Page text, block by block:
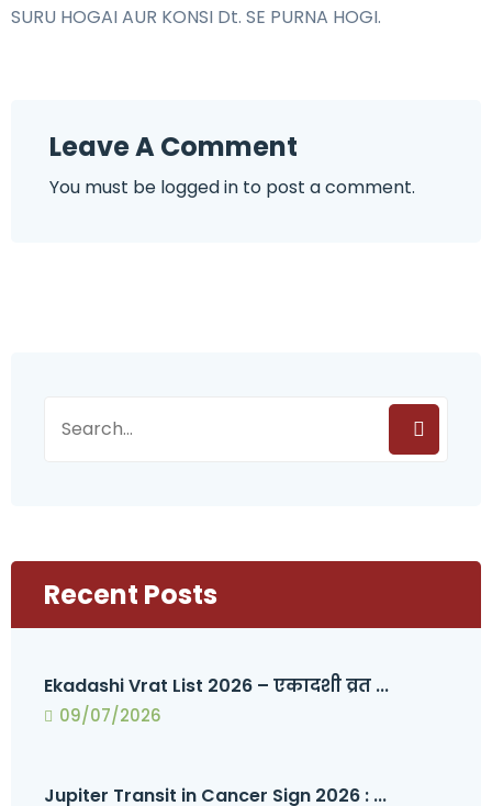
SURU HOGAI AUR KONSI Dt. SE PURNA HOGI.
Leave A Comment
You must be logged in to post a comment.
Recent Posts
Ekadashi Vrat List 2026 – एकादशी व्रत ...
09/07/2026
Jupiter Transit in Cancer Sign 2026 : ...